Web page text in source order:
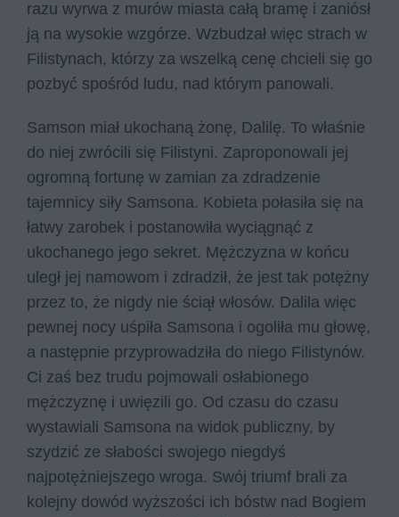
razu wyrwa z murów miasta całą bramę i zaniósł
ją na wysokie wzgórze. Wzbudzał więc strach w
Filistynach, którzy za wszelką cenę chcieli się go
pozbyć spośród ludu, nad którym panowali.
Samson miał ukochaną żonę, Dalilę. To właśnie
do niej zwrócili się Filistyni. Zaproponowali jej
ogromną fortunę w zamian za zdradzenie
tajemnicy siły Samsona. Kobieta połasiła się na
łatwy zarobek i postanowiła wyciągnąć z
ukochanego jego sekret. Mężczyzna w końcu
uległ jej namowom i zdradził, że jest tak potężny
przez to, że nigdy nie ściął włosów. Dalila więc
pewnej nocy uśpiła Samsona i ogoliła mu głowę,
a następnie przyprowadziła do niego Filistynów.
Ci zaś bez trudu pojmowali osłabionego
mężczyznę i uwięzili go. Od czasu do czasu
wystawiali Samsona na widok publiczny, by
szydzić ze słabości swojego niegdyś
najpotężniejszego wroga. Swój triumf brali za
kolejny dowód wyższości ich bóstw nad Bogiem